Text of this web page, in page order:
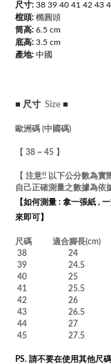
尺寸: 38 39 40 41 42 43
楦頭: 橢圓頭
筒高: 6.5 cm
底高: 3.5 cm
產地: 中國
■ 尺寸 Size ■
歐洲碼 (中國碼)
【 38 ~ 45 】
【 注意!! 以下公分數為
自己正確測量之數據為依
【如何測量 : 拿一張紙 ,
來即可】
尺碼 適合腳長(cm)
38 24
39 24.5
40 25
41 25.5
42 26
43 26.5
44 27
45 27.5
PS. 請不要在使用其他尺